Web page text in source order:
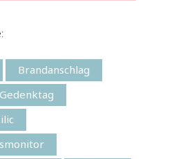
Brandanschlag
Gedenktag